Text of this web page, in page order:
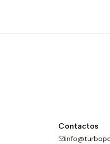
Contactos